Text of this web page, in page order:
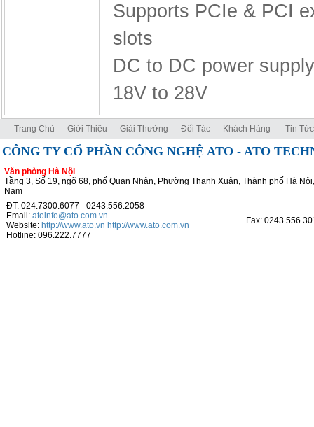
Supports PCIe & PCI
slots
DC to DC power
18V to 28V
Trang Chủ Giới Thiệu Giải Thưởng Đối Tác Khách Hàng Tin Tức
CÔNG TY CỔ PHẦN CÔNG NGHỆ ATO - ATO
Văn phòng Hà Nội
Tầng 3, Số 19, ngõ 68, phố Quan Nhân, Phường Thanh Xuân, Thành phố Hà
Nam
ĐT: 024.7300.6077 - 0243.556.2058
Email: atoinfo@ato.com.vn
Website: http://www.ato.vn http://www.ato.com.vn
Hotline: 096.222.7777
Fax: